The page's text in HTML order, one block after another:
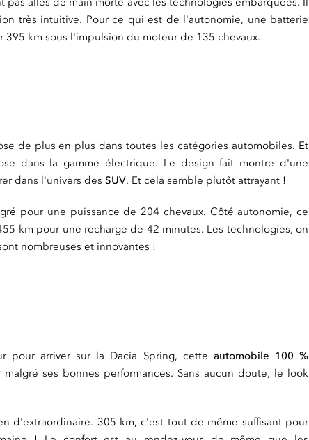
très intuitive. Pour ce qui est de l'autonomie, une batterie
km sous l'impulsion du moteur de 135 chevaux.
de plus en plus dans toutes les catégories automobiles. Et
dans la gamme électrique. Le design fait montre d'une
dans l'univers des SUV. Et cela semble plutôt attrayant !
pour une puissance de 204 chevaux. Côté autonomie, ce
km pour une recharge de 42 minutes. Les technologies, on
nombreuses et innovantes !
pour arriver sur la Dacia Spring, cette automobile 100 %
ses bonnes performances. Sans aucun doute, le look
d'extraordinaire. 305 km, c'est tout de même suffisant pour